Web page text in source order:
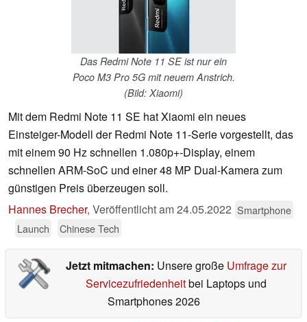
Das Redmi Note 11 SE ist nur ein
Poco M3 Pro 5G mit neuem Anstrich.
(Bild: Xiaomi)
Mit dem Redmi Note 11 SE hat Xiaomi ein neues
Einsteiger-Modell der Redmi Note 11-Serie vorgestellt, das
mit einem 90 Hz schnellen 1.080p+-Display, einem
schnellen ARM-SoC und einer 48 MP Dual-Kamera zum
günstigen Preis überzeugen soll.
Hannes Brecher, Veröffentlicht am24.05.2022 Smartphone
Launch
Chinese Tech
Jetzt mitmachen: Unsere große Umfrage zur
Servicezufriedenheitbei Laptops und
Smartphones 2026